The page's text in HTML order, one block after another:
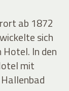
ab 1872
sich
In den
mit